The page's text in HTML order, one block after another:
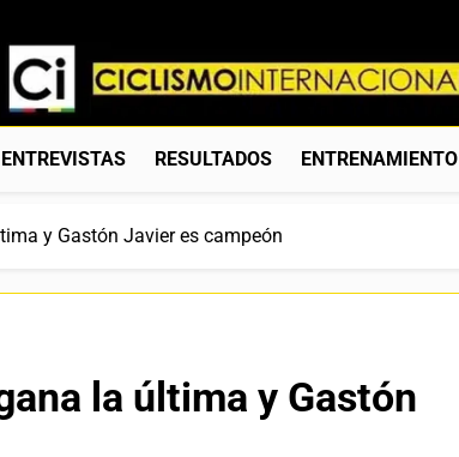
Ciclismo
Web Dedicada Al Ciclismo Mundial. Entrevistas,
ENTREVISTAS RESULTADOS ENTRENAMIENTO
y Gastón Javier es campeón
la última y Gastón